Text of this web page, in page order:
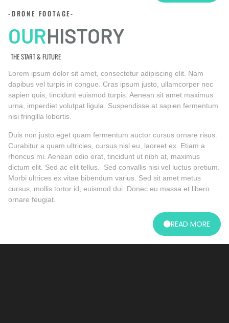
-DRONE FOOTAGE-
OURHISTORY
THE START & FUTURE
Lorem ipsum dolor sit amet, consectetur adipiscing elit. Nam
dapibus vel turpis in congue. Cras ipsum justo, ullamcorper nec
sapien quis, tincidunt euismod turpis. Aenean sit amet maximus
urna, imperdiet volutpat ligula. Suspendisse at sapien fermentum
nisi fringilla lobortis.
Duis non justo eget quam fermentum auctor cursus ornare risus.
Curabitur a quam ultricies, cursus nisl eu, laoreet ex. Etiam a
rhoncus mi. Aenean odio erat, tincidunt ut nibh at, maximus
dictum elit. Sed ac elit tellus. Sed convallis nisi vel luctus pretium.
Morbi ultrices ex vitae bibendum varius. Sed sit amet metus
cursus, mollis tortor id, euismod dui. Donec eu massa et libero
ornare feugiat.
READ MORE